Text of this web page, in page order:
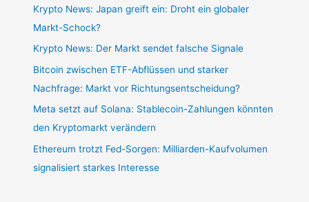
Krypto News: Japan greift ein: Droht ein globaler
Markt-Schock?
Krypto News: Der Markt sendet falsche Signale
Bitcoin zwischen ETF-Abflüssen und starker
Nachfrage: Markt vor Richtungsentscheidung?
Meta setzt auf Solana: Stablecoin-Zahlungen könnten
den Kryptomarkt verändern
Ethereum trotzt Fed-Sorgen: Milliarden-Kaufvolumen
signalisiert starkes Interesse